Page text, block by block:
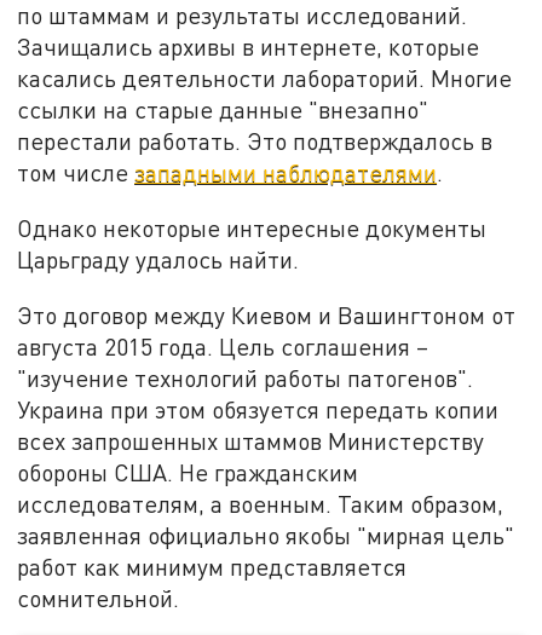
по штаммам и результаты исследований.
Зачищались архивы в интернете, которые
касались деятельности лабораторий. Многие
ссылки на старые данные "внезапно"
перестали работать. Это подтверждалось в
том числезападными наблюдателями.
Однако некоторые интересные документы
Царьграду удалось найти.
Это договор между Киевом и Вашингтоном от
августа 2015 года. Цель соглашения –
"изучение технологий работы патогенов".
Украина при этом обязуется передать копии
всех запрошенных штаммов Министерству
обороны США. Не гражданским
исследователям, а военным. Таким образом,
заявленная официально якобы "мирная цель"
работ как минимум представляется
сомнительной.